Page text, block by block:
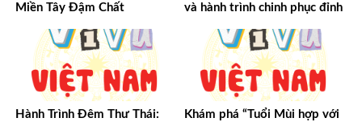
Miền Tây Đậm Chất
và hành trình chinh phục đỉnh
Hành Trình Đêm Thư Thái: Khám phá “Tuổi Mùi hợp với